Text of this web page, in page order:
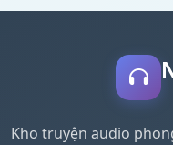
Kho truyện audio